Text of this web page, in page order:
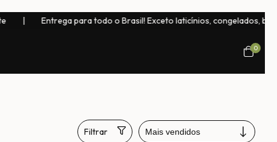
o Brasil! Exceto laticínios, congelados, bebidas naturais e
0
Filtrar